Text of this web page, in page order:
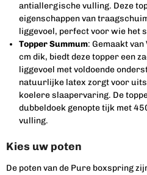
antiallergische vulling. Deze
eigenschappen van
liggevoel, perfect voor wie het
Topper Summum: Gemaakt
cm dik, biedt deze topper een
liggevoel met voldoende
natuurlijke latex zorgt voor
koelere slaapervaring. De
dubbeldoek genopte tijk met
vulling.
Kies uw poten
De poten van de Pure boxspring